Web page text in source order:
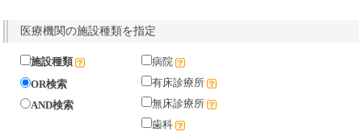
医療機関の施設種類を指定
施設種類
OR検索
AND検索
病院
有床診療所
無床診療所
歯科